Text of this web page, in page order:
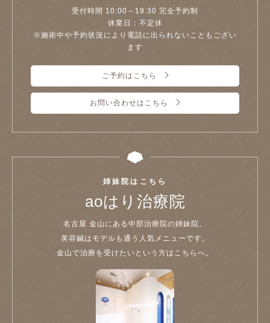
受付時間 10:00～19:30 完全予約制
休業日：不定休
※施術中や予約状況により電話に出られないこともござい
ます
ご予約はこちら
お問い合わせはこちら
姉妹院はこちら
aoはり治療院
名古屋 金山にある中部治療院の姉妹院。
美容鍼はモデルも通う人気メニューです。
金山で治療を受けたいという方はこちらへ。